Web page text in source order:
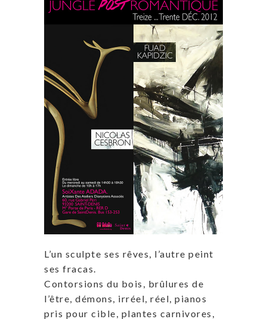
L’un sculpte ses rêves, l’autre peint
ses fracas.
Contorsions du bois, brûlures de
l’être, démons, irréel, réel, pianos
pris pour cible, plantes carnivores,